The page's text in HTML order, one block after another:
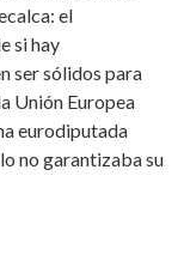
el
si hay
ser sólidos para
Unión Europea
eurodiputada
no garantizaba su